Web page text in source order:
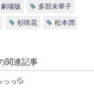
劇場版 多部未華子
杉咲花 松本潤
関連記事
っっ💦